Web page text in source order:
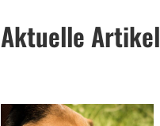
Aktuelle Artikel